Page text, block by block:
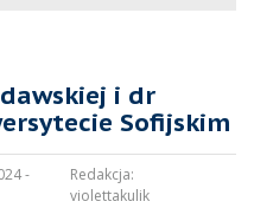
i dr
Sofijskim
-
Redakcja:
violettakulik